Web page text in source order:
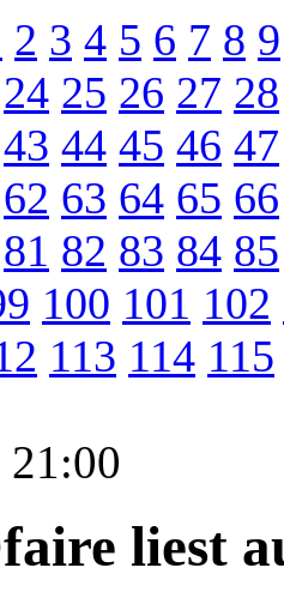
2 3 4 5 6 7 8 9
24 25 26 27 28
43 44 45 46 47
62 63 64 65 66
81 82 83 84 85
100 101 102
113 114 115
21:00
liest